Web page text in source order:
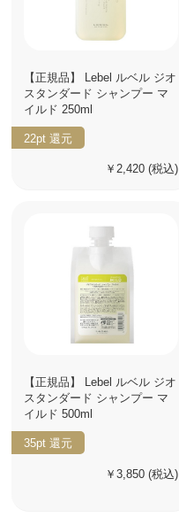
【正規品】 Lebel ルベル ジオ
スタンダード シャンプー マ
イルド 250ml
22pt 還元
￥2,420 (税込)
【正規品】 Lebel ルベル ジオ
スタンダード シャンプー マ
イルド 500ml
35pt 還元
￥3,850 (税込)